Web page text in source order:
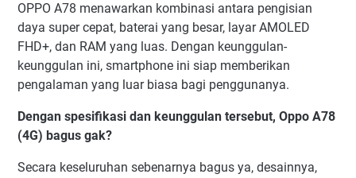
OPPO A78 menawarkan kombinasi antara pengisian
daya super cepat, baterai yang besar, layar AMOLED
FHD+, dan RAM yang luas. Dengan keunggulan-
keunggulan ini, smartphone ini siap memberikan
pengalaman yang luar biasa bagi penggunanya.
Dengan spesifikasi dan keunggulan tersebut, Oppo A78
(4G) bagus gak?
Secara keseluruhan sebenarnya bagus ya, desainnya,